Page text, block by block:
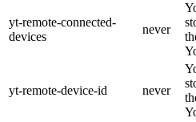
yt-remote-connected-
devices
never
yt-remote-device-id never